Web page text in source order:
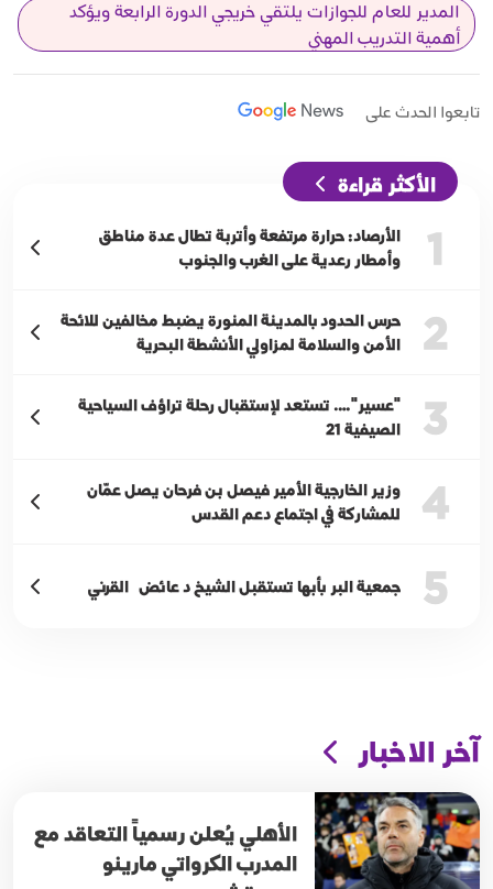
المدير للعام للجوازات يلتقي خريجي الدورة الرابعة ويؤكد
أهمية التدريب المهني
تابعوا الحدث على
الأكثر قراءة
1
الأرصاد: حرارة مرتفعة وأتربة تطال عدة مناطق
وأمطار رعدية على الغرب والجنوب
2
حرس الحدود بالمدينة المنورة يضبط مخالفين للائحة
الأمن والسلامة لمزاولي الأنشطة البحرية
3
"عسير"…. تستعد لإستقبال رحلة تراؤف السياحية
الصيفية 21
4
وزير الخارجية الأمير فيصل بن فرحان يصل عمّان
للمشاركة في اجتماع دعم القدس
5 جمعية البر بأبها تستقبل الشيخ د عائض القرني
آخر الاخبار
الأهلي يُعلن رسمياً التعاقد مع
المدرب الكرواتي مارينو